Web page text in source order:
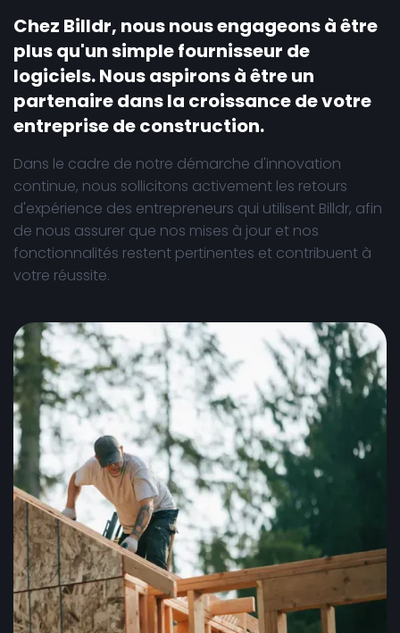
Chez Billdr, nous nous engageons à être
plus qu'un simple fournisseur de
logiciels. Nous aspirons à être un
partenaire dans la croissance de votre
entreprise de construction.
Dans le cadre de notre démarche d'innovation
continue, nous sollicitons activement les retours
d'expérience des entrepreneurs qui utilisent Billdr, afin
de nous assurer que nos mises à jour et nos
fonctionnalités restent pertinentes et contribuent à
votre réussite.